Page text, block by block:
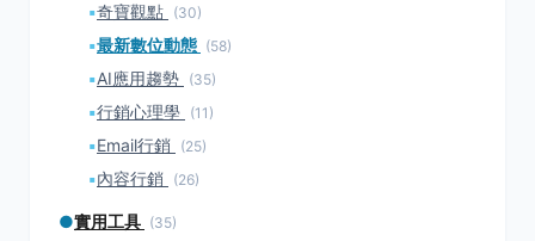
▪奇寶觀點 (30)
▪最新數位動態 (58)
▪AI應用趨勢 (35)
▪行銷心理學 (11)
▪Email行銷 (25)
▪內容行銷 (26)
●實用工具 (35)